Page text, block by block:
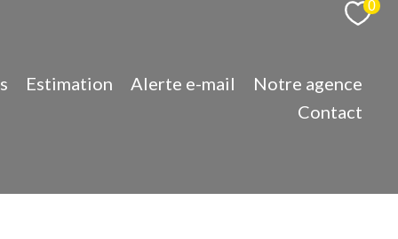
0
Estimation Alerte e-mail
Notre agence
Contact